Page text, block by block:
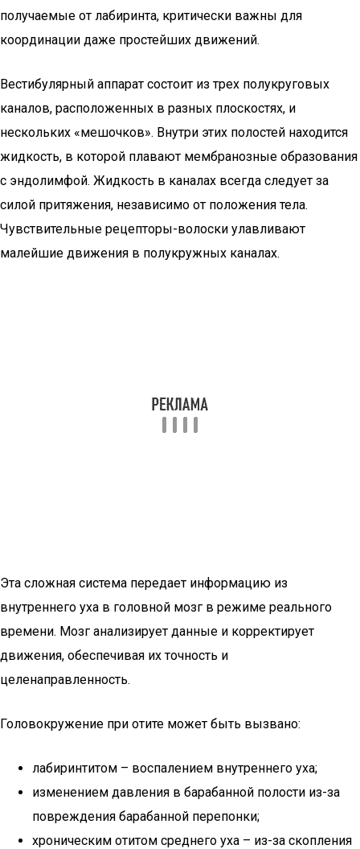
получаемые от лабиринта, критически важны для
координации даже простейших движений.
Вестибулярный аппарат состоит из трех полукруговых
каналов, расположенных в разных плоскостях, и
нескольких «мешочков». Внутри этих полостей находится
жидкость, в которой плавают мембранозные образования
с эндолимфой. Жидкость в каналах всегда следует за
силой притяжения, независимо от положения тела.
Чувствительные рецепторы-волоски улавливают
малейшие движения в полукружных каналах.
Эта сложная система передает информацию из
внутреннего уха в головной мозг в режиме реального
времени. Мозг анализирует данные и корректирует
движения, обеспечивая их точность и
целенаправленность.
Головокружение при отите может быть вызвано:
лабиринтитом – воспалением внутреннего уха;
изменением давления в барабанной полости из-за
повреждения барабанной перепонки;
хроническим отитом среднего уха – из-за скопления